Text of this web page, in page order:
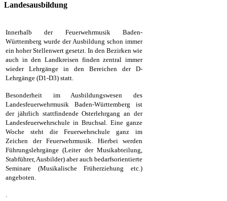
Landesausbildung
Innerhalb der Feuerwehrmusik Baden-
Württemberg wurde der Ausbildung schon immer
ein hoher Stellenwert gesetzt. In den Bezirken wie
auch in den Landkreisen finden zentral immer
wieder Lehrgänge in den Bereichen der D-
Lehrgänge (D1-D3) statt.
Besonderheit im Ausbildungswesen des
Landesfeuerwehrmusik Baden-Württemberg ist
der jährlich stattfindende Osterlehrgang an der
Landesfeuerwehrschule in Bruchsal. Eine ganze
Woche steht die Feuerwehrschule ganz im
Zeichen der Feuerwehrmusik. Hierbei werden
Führungslehrgänge (Leiter der Musikabteilung,
Stabführer, Ausbilder) aber auch bedarfsorientierte
Seminare (Musikalische Früherziehung etc.)
angeboten.
.